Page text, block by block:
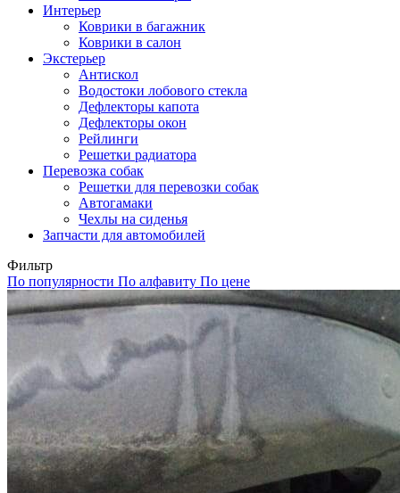
Интерьер
Коврики в багажник
Коврики в салон
Экстерьер
Антискол
Водостоки лобового стекла
Дефлекторы капота
Дефлекторы окон
Рейлинги
Решетки радиатора
Перевозка собак
Решетки для перевозки собак
Автогамаки
Чехлы на сиденья
Запчасти для автомобилей
Фильтр
По популярности По алфавиту По цене